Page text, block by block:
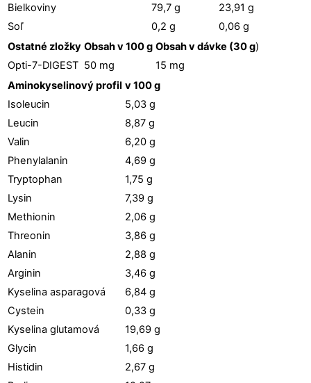
Bielkoviny
79,7 g
23,91 g
Soľ
0,2 g
0,06 g
Ostatné zložky Obsah v 100 g Obsah v dávke (30 g)
Opti-7-DIGEST 50 mg
15 mg
Aminokyselinový profil v 100 g
Isoleucin
5,03 g
Leucin
8,87 g
Valin
6,20 g
Phenylalanin
4,69 g
Tryptophan
1,75 g
Lysin
7,39 g
Methionin
2,06 g
Threonin
3,86 g
Alanin
2,88 g
Arginin
3,46 g
Kyselina asparagová
6,84 g
Cystein
0,33 g
Kyselina glutamová
19,69 g
Glycin
1,66 g
Histidin
2,67 g